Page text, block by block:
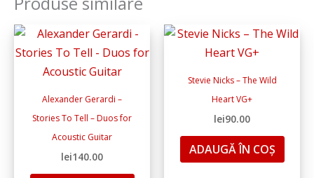
Alexander Gerardi –
Stories To Tell – Duos for
Acoustic Guitar
lei140.00
Stevie Nicks – The Wild
Heart VG+
lei90.00
ADAUGĂ ÎN COȘ